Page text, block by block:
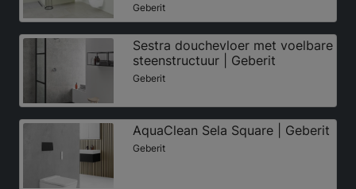
Geberit
Sestra douchevloer met voelbare
steenstructuur | Geberit
Geberit
AquaClean Sela Square | Geberit
Geberit